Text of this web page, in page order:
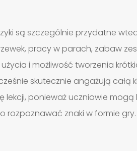
są szczególnie przydatne
pracy w parach, zabaw
i możliwość tworzenia
skutecznie angażują całą
lekcji, ponieważ uczniowie
rozpoznawać znaki w formie